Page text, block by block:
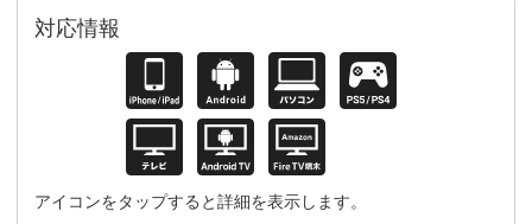
対応情報
アイコンをタップすると詳細を表示します。